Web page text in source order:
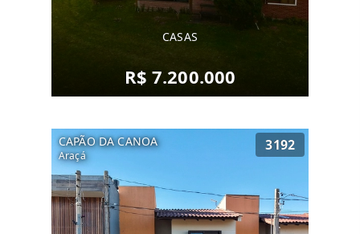
CASAS
R$ 7.200.000
CAPÃO DA CANOA
Araçá
3192